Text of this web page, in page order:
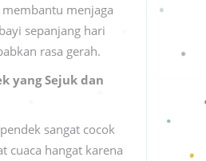
menjaga
sepanjang hari
rasa gerah.
yang Sejuk dan
sangat cocok
cuaca hangat karena